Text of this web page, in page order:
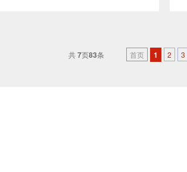
共7页83条 首页 1 2 3